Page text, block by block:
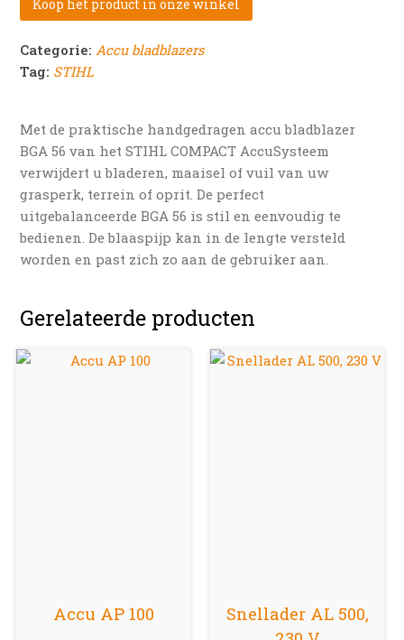
Koop het product in onze winkel
Categorie: Accu bladblazers
Tag: STIHL
Met de praktische handgedragen accu bladblazer
BGA 56 van het STIHL COMPACT AccuSysteem
verwijdert u bladeren, maaisel of vuil van uw
grasperk, terrein of oprit. De perfect
uitgebalanceerde BGA 56 is stil en eenvoudig te
bedienen. De blaaspijp kan in de lengte versteld
worden en past zich zo aan de gebruiker aan.
Gerelateerde producten
Accu AP 100
Snellader AL 500,